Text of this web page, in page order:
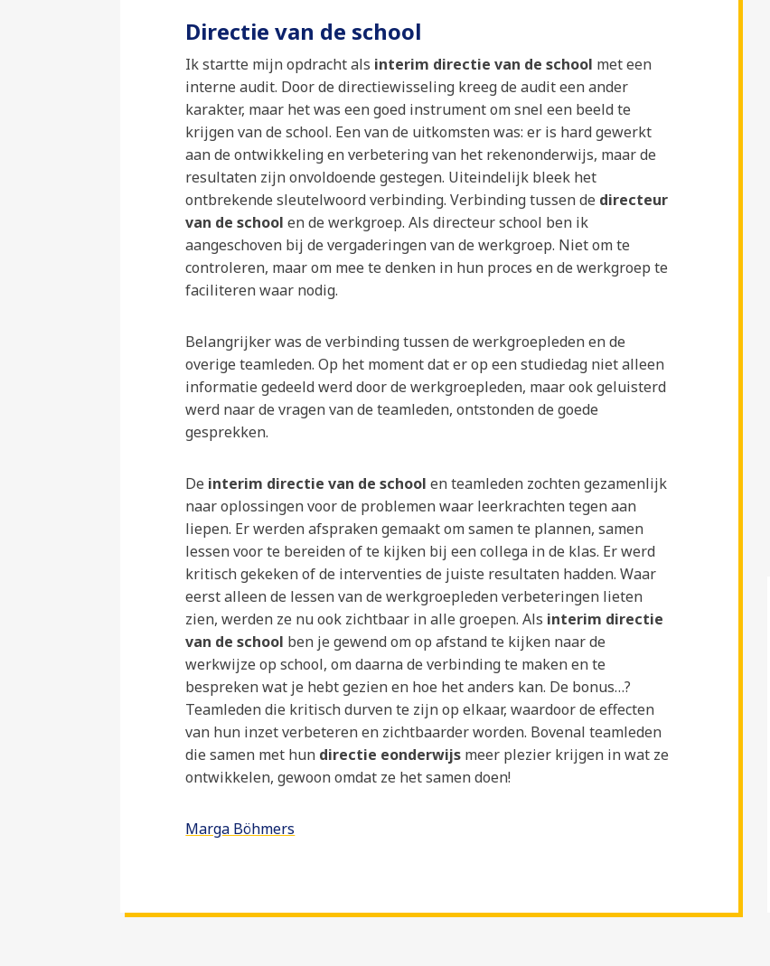
Directie van de school
Ik startte mijn opdracht als interim directie van de school met een
interne audit. Door de directiewisseling kreeg de audit een ander
karakter, maar het was een goed instrument om snel een beeld te
krijgen van de school. Een van de uitkomsten was: er is hard gewerkt
aan de ontwikkeling en verbetering van het rekenonderwijs, maar de
resultaten zijn onvoldoende gestegen. Uiteindelijk bleek het
ontbrekende sleutelwoord verbinding. Verbinding tussen de directeur
van de school en de werkgroep. Als directeur school ben ik
aangeschoven bij de vergaderingen van de werkgroep. Niet om te
controleren, maar om mee te denken in hun proces en de werkgroep te
faciliteren waar nodig.
Belangrijker was de verbinding tussen de werkgroepleden en de
overige teamleden. Op het moment dat er op een studiedag niet alleen
informatie gedeeld werd door de werkgroepleden, maar ook geluisterd
werd naar de vragen van de teamleden, ontstonden de goede
gesprekken.
De interim directie van de schoolen teamleden zochten gezamenlijk
naar oplossingen voor de problemen waar leerkrachten tegen aan
liepen. Er werden afspraken gemaakt om samen te plannen, samen
lessen voor te bereiden of te kijken bij een collega in de klas. Er werd
kritisch gekeken of de interventies de juiste resultaten hadden. Waar
eerst alleen de lessen van de werkgroepleden verbeteringen lieten
zien, werden ze nu ook zichtbaar in alle groepen. Als interim directie
van de school ben je gewend om op afstand te kijken naar de
werkwijze op school, om daarna de verbinding te maken en te
bespreken wat je hebt gezien en hoe het anders kan. De bonus…?
Teamleden die kritisch durven te zijn op elkaar, waardoor de effecten
van hun inzet verbeteren en zichtbaarder worden. Bovenal teamleden
die samen met hun directie eonderwijs meer plezier krijgen in wat ze
ontwikkelen, gewoon omdat ze het samen doen!
Marga Böhmers